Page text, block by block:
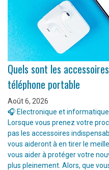
Quels sont les
téléphone portable
Août 6, 2026
🎧 Electronique et informatique
Lorsque vous prenez votre
pas les accessoires
vous aideront à en tirer le
vous aider à protéger votre
plus pleinement. Alors, que